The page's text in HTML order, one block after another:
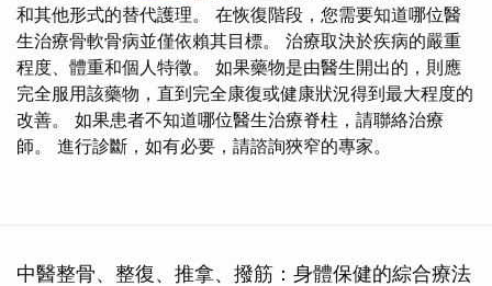
和其他形式的替代護理。 在恢復階段，您需要知道哪位醫
生治療骨軟骨病並僅依賴其目標。 治療取決於疾病的嚴重
程度、體重和個人特徵。 如果藥物是由醫生開出的，則應
完全服用該藥物，直到完全康復或健康狀況得到最大程度的
改善。 如果患者不知道哪位醫生治療脊柱，請聯絡治療
師。 進行診斷，如有必要，請諮詢狹窄的專家。
中醫整骨、整復、推拿、撥筋：身體保健的綜合療法